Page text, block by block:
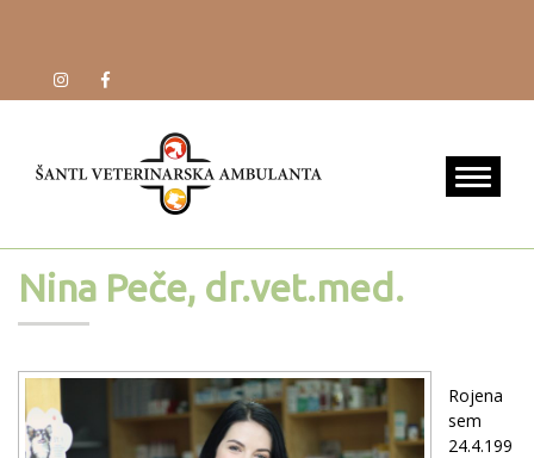
Nina Peče, dr.vet.med.
Rojena
sem
24.4.199